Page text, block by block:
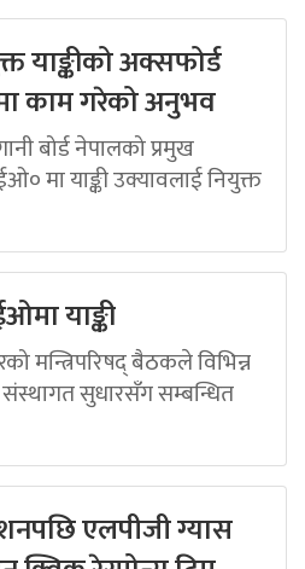
याङ्कीको अक्सफोर्ड
काम गरेको अनुभव
बोर्ड नेपालको प्रमुख
मा याङ्की उक्यावलाई नियुक्त
याङ्की
मन्त्रिपरिषद् बैठकले विभिन्न
सुधारसँग सम्बन्धित
एलपीजी ग्यास